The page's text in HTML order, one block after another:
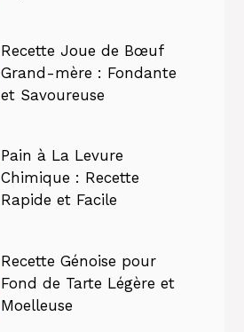
Recette Joue de Bœuf
Grand-mère : Fondante
et Savoureuse
Pain à La Levure
Chimique : Recette
Rapide et Facile
Recette Génoise pour
Fond de Tarte Légère et
Moelleuse